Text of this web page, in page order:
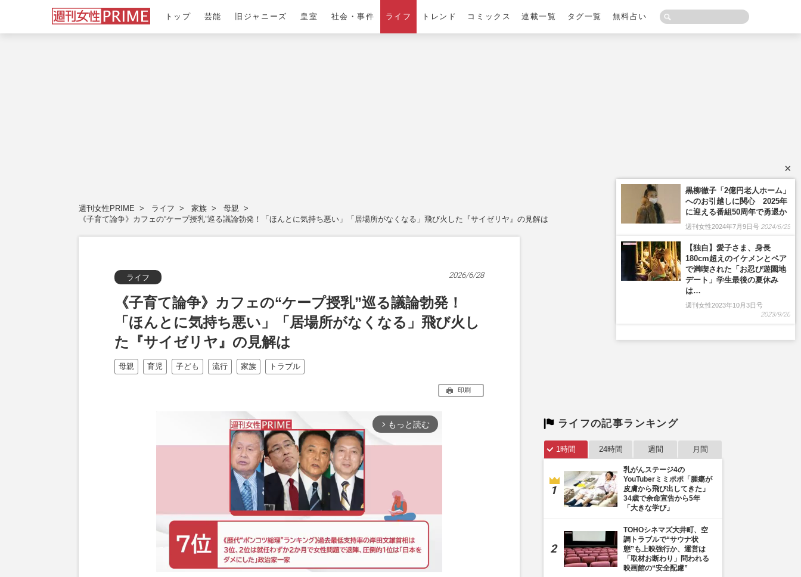
トップ 芸能 旧ジャニーズ 皇室 社会・事件 ライフ トレンド コミックス 連載一覧 タグ一覧 無料占い
週刊女性PRIME ライフ 家族
母親
《子育て論争》カフェの“ケープ授乳”巡る議論勃発！「ほんとに気持ち悪い」「居場所がなくなる」飛び火した『サイゼリヤ』の見解は
ライフ 2026/6/28
《子育て論争》カフェの“ケープ授乳”巡る議論勃発！
「ほんとに気持ち悪い」「居場所がなくなる」飛び火し
た『サイゼリヤ』の見解は
母親 育児 子ども 流行 家族 トラブル
印刷
arrow_forward_ios もっと読む ライフの記事ランキング
1時間 24時間 週間 月間
乳がんステージ4の
YouTuberミミポポ「腫瘍が
皮膚から飛び出してきた」
34歳で余命宣告から5年
「大きな学び」
TOHOシネマズ大井町、空
調トラブルで“サウナ状
態”も上映強行か、運営は
「取材お断わり」問われる
映画館の“安全配慮”
×
黒柳徹子「2億円老人ホーム」
へのお引越しに関心 2025年
に迎える番組50周年で勇退か
週刊女性2024年7月9日号 2024/6/25
【独自】愛子さま、身長
180cm超えのイケメンとペア
で満喫された「お忍び遊園地
デート」学生最後の夏休み
は…
週刊女性2023年10月3日号
2023/9/20